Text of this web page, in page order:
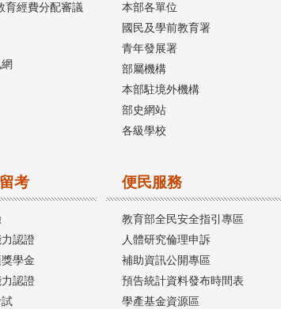
育經費分配審議
本部各單位
國民及學前教育署
青年發展署
部屬機構
本部駐境外機構
部史網站
各級學校
考
認證
學金
認證
便民服務
教育部全民安全指引專區
人體研究倫理申訴
補助資訊公開專區
預告統計資料發布時間表
學產基金資源區